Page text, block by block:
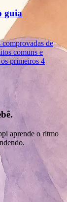
guia
de
comuns e
primeiros 4
aprende o ritmo